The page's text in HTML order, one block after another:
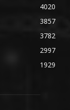
4020
3857
3782
2997
1929